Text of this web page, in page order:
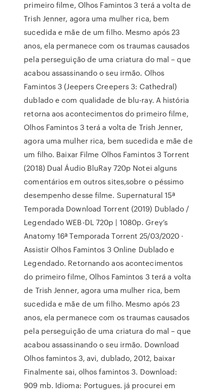
primeiro filme, Olhos Famintos 3 terá a volta de
Trish Jenner, agora uma mulher rica, bem
sucedida e mãe de um filho. Mesmo após 23
anos, ela permanece com os traumas causados
pela perseguição de uma criatura do mal – que
acabou assassinando o seu irmão. Olhos
Famintos 3 (Jeepers Creepers 3: Cathedral)
dublado e com qualidade de blu-ray. A história
retorna aos acontecimentos do primeiro filme,
Olhos Famintos 3 terá a volta de Trish Jenner,
agora uma mulher rica, bem sucedida e mãe de
um filho. Baixar Filme Olhos Famintos 3 Torrent
(2018) Dual Áudio BluRay 720p Notei alguns
comentários em outros sites,sobre o péssimo
desempenho desse filme. Supernatural 15ª
Temporada Download Torrent (2019) Dublado /
Legendado WEB-DL 720p | 1080p. Grey’s
Anatomy 16ª Temporada Torrent 25/03/2020 ·
Assistir Olhos Famintos 3 Online Dublado e
Legendado. Retornando aos acontecimentos
do primeiro filme, Olhos Famintos 3 terá a volta
de Trish Jenner, agora uma mulher rica, bem
sucedida e mãe de um filho. Mesmo após 23
anos, ela permanece com os traumas causados
pela perseguição de uma criatura do mal – que
acabou assassinando o seu irmão. Download
Olhos famintos 3, avi, dublado, 2012, baixar
Finalmente sai, olhos famintos 3. Download:
909 mb. Idioma: Portugues. já procurei em